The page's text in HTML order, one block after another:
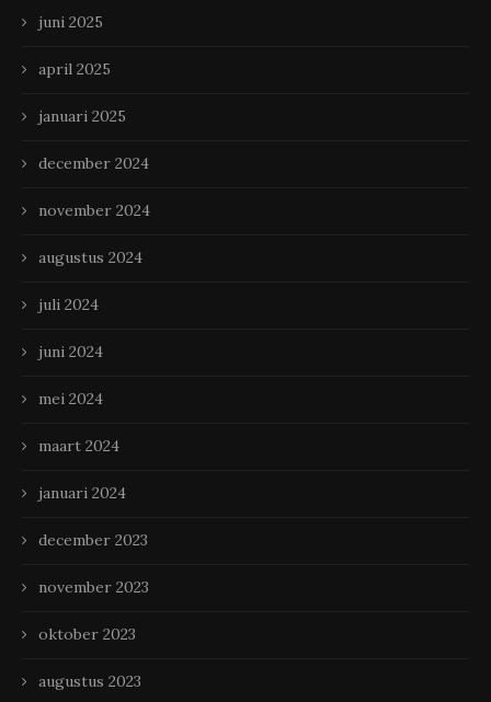
juni 2025
april 2025
januari 2025
december 2024
november 2024
augustus 2024
juli 2024
juni 2024
mei 2024
maart 2024
januari 2024
december 2023
november 2023
oktober 2023
augustus 2023